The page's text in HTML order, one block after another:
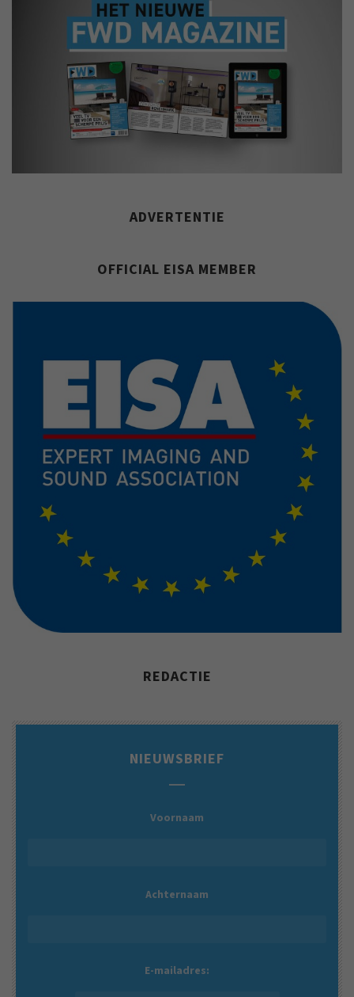
ADVERTENTIE
OFFICIAL EISA MEMBER
REDACTIE
NIEUWSBRIEF
Voornaam
Achternaam
E-mailadres: